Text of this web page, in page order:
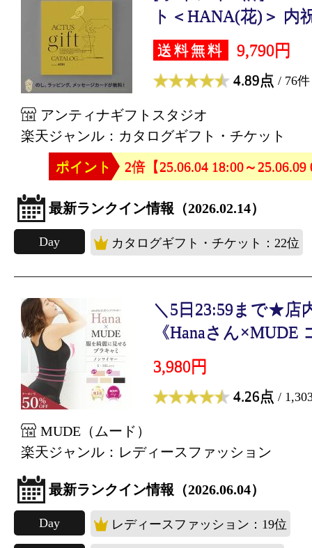
ト＜HANA(花)＞ 内
送料無料 9,790円
4.89点 / 76件
アンティナギフトスタジオ
楽天ジャンル：カタログギフト・チケット
ポイント
2倍【25.06.04 18:00～25.06.09
最新ランクイン情報（2026.02.14）
Day カタログギフト・チケット：22位
＼5日23:59まで★店
《Hanaさん×MUDE
3,980円
4.26点 /
MUDE（ムード）
楽天ジャンル：レディースファッション
最新ランクイン情報（2026.06.04）
Day レディースファッション：19位